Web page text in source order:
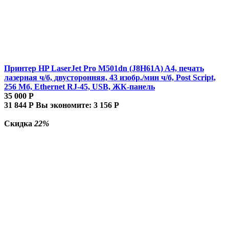
Принтер HP LaserJet Pro M501dn (J8H61A) A4, печать
лазерная ч/б, двусторонняя, 43 изобр./мин ч/б, Post Script,
256 Мб, Ethernet RJ-45, USB, ЖК-панель
35 000 Р
31 844 Р Вы экономите: 3 156 Р
Скидка 22%